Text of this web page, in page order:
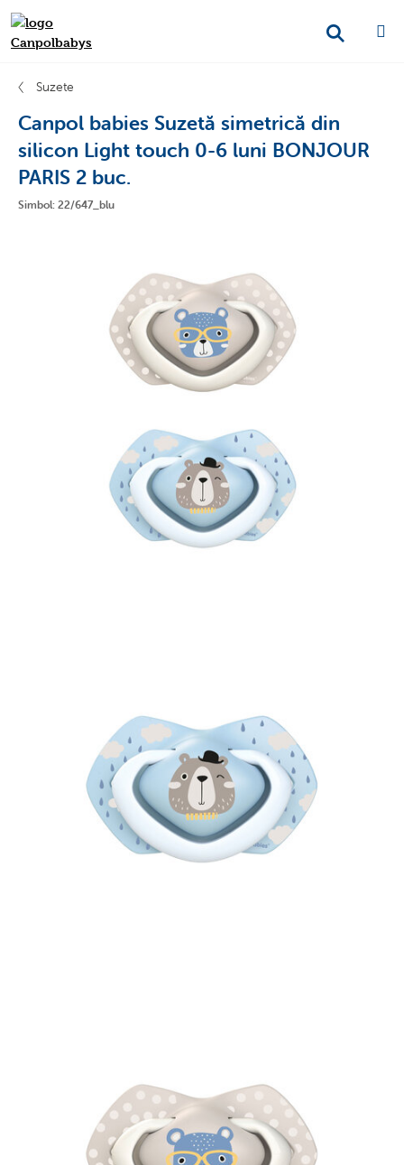
Suzete
Canpol babies Suzetă simetrică din
silicon Light touch 0-6 luni BONJOUR
PARIS 2 buc.
Simbol: 22/647_blu